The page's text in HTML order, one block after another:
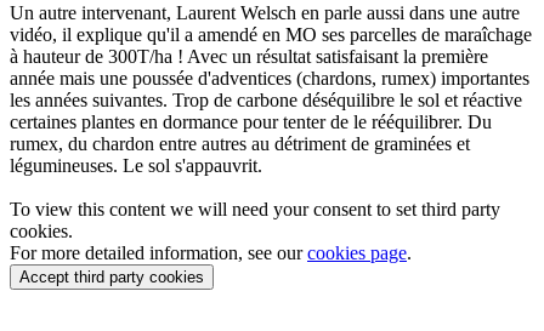
Un autre intervenant, Laurent Welsch en parle aussi dans une autre
vidéo, il explique qu'il a amendé en MO ses parcelles de maraîchage
à hauteur de 300T/ha ! Avec un résultat satisfaisant la première
année mais une poussée d'adventices (chardons, rumex) importantes
les années suivantes. Trop de carbone déséquilibre le sol et réactive
certaines plantes en dormance pour tenter de le rééquilibrer. Du
rumex, du chardon entre autres au détriment de graminées et
légumineuses. Le sol s'appauvrit.
To view this content we will need your consent to set third party
cookies.
For more detailed information, see ourcookies page.
Accept third party cookies